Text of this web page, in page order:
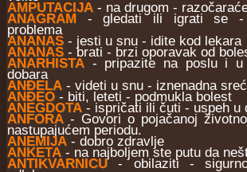
AMPUTACIJA - na drugom -
ANAGRAM - gledati ili igrati se -
problema
ANANAS - jesti u snu - idite kod lekara
ANANAS - brati - brzi oporavak od
ANARHISTA - pripazite na poslu i u
dobara
ANĐELA - videti u snu - iznenadna
ANĐEO - biti, leteti - podmukla bolest
ANEGDOTA - ispričati ili čuti - uspeh u
ANFORA - Govori o pojačanoj
nastupajućem periodu.
ANEMIJA - dobro zdravlje
ANKETA - na najboljem ste putu da
ANTIKVARNICU- obilaziti -